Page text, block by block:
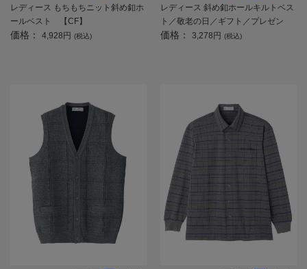
レディース もちもちニット斜め釦ホ
ールベスト 【CF】
価格： 4,928円 (税込)
レディース 斜め釦ホールキルトベス
ト／敬老の日／ギフト／プレゼン
ト 【CF】
価格： 3,278円 (税込)